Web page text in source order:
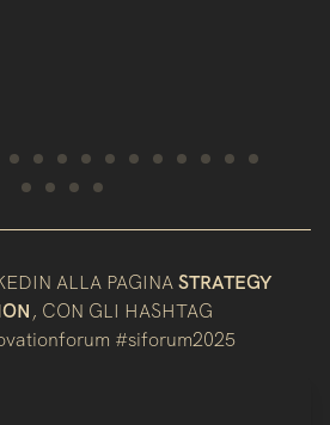
ALLA PAGINASTRATEGY
, CON GLI HASHTAG
#siforum2025